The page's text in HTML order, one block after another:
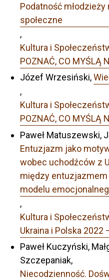
Podatność
społeczne
,
Kultura i
POZNAĆ, CO MYŚLĄ
Józef Wrzesiński,
,
Kultura i
POZNAĆ, CO MYŚLĄ
Paweł Matuszewski,
Entuzjazm jako
wobec uchodźców z
między
modelu
,
Kultura i
Ukraina i Polska
Paweł Kuczyński,
Szczepaniak,
Niecodzienność.